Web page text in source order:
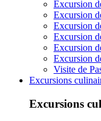
Excursion
Excursion
Excursion
Excursion
Excursion
Excursion
Visite de
Excursions
Excursions